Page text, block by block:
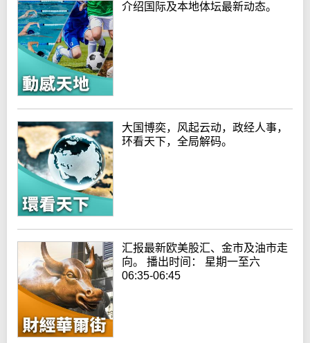
介绍国际及本地体坛最新动态。
大国博奕，风起云动，政经人事，
环看天下，全局解码。
汇报最新欧美股汇、金市及油市走
向。 播出时间： 星期一至六
06:35-06:45